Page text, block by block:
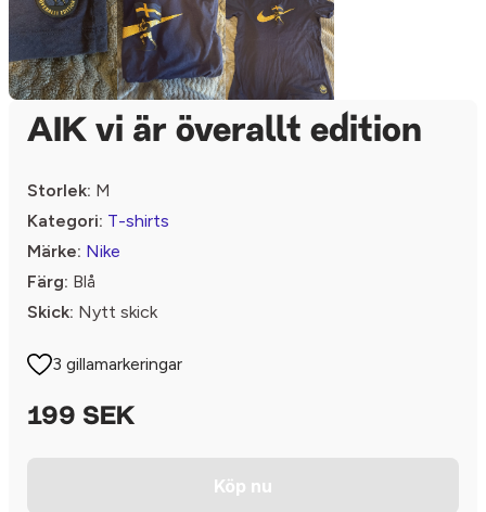
AIK vi är överallt edition
Storlek: M
Kategori: T-shirts
Märke: Nike
Färg: Blå
Skick: Nytt skick
3 gillamarkeringar
199 SEK
Köp nu